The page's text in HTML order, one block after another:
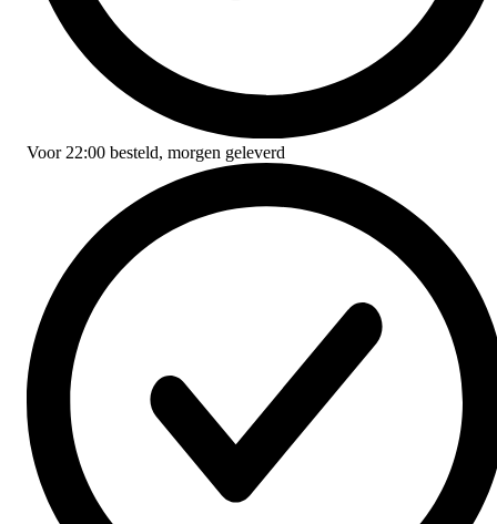
Voor 22:00 besteld, morgen geleverd